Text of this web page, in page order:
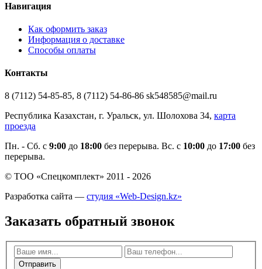
Навигация
Как оформить заказ
Информация о доставке
Способы оплаты
Контакты
8 (7112) 54-85-85, 8 (7112) 54-86-86 sk548585@mail.ru
Республика Казахстан, г. Уральск, ул. Шолохова 34, карта
проезда
Пн. - Cб. с 9:00 до 18:00 без перерыва. Вс. с 10:00 до 17:00 без
перерыва.
© ТОО «Спецкомплект» 2011 - 2026
Разработка сайта — студия «Web-Design.kz»
Заказать обратный звонок
Отправить